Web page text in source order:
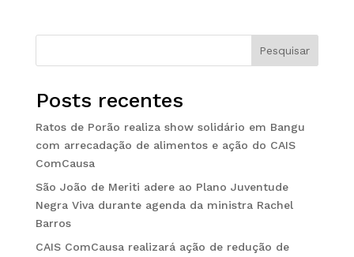
Pesquisar
Posts recentes
Ratos de Porão realiza show solidário em Bangu
com arrecadação de alimentos e ação do CAIS
ComCausa
São João de Meriti adere ao Plano Juventude
Negra Viva durante agenda da ministra Rachel
Barros
CAIS ComCausa realizará ação de redução de